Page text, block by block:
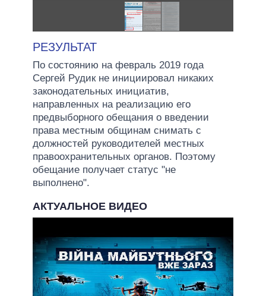
РЕЗУЛЬТАТ
По состоянию на февраль 2019 года
Сергей Рудик не инициировал никаких
законодательных инициатив,
направленных на реализацию его
предвыборного обещания о введении
права местным общинам снимать с
должностей руководителей местных
правоохранительных органов. Поэтому
обещание получает статус "не
выполнено".
АКТУАЛЬНОЕ ВИДЕО